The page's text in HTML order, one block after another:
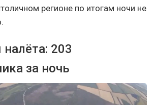
регионе по итогам ночи не
налёта: 203
за ночь